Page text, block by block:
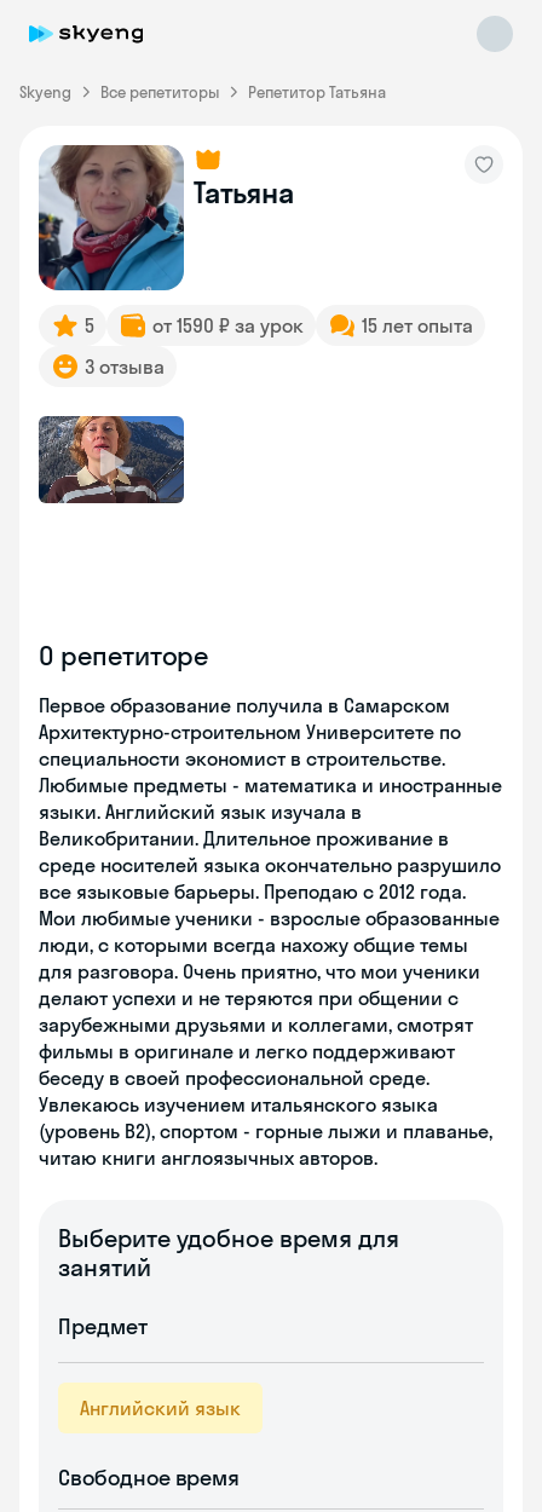
Skyeng Все репетиторы Репетитор Татьяна
Татьяна
5 от 1590 ₽ за урок
15 лет опыта
3 отзыва
О репетиторе
Первое образование получила в Самарском
Архитектурно-строительном Университете по
специальности экономист в строительстве.
Любимые предметы - математика и иностранные
языки. Английский язык изучала в
Великобритании. Длительное проживание в
среде носителей языка окончательно разрушило
все языковые барьеры. Преподаю с 2012 года.
Мои любимые ученики - взрослые образованные
люди, с которыми всегда нахожу общие темы
для разговора. Очень приятно, что мои ученики
делают успехи и не теряются при общении с
зарубежными друзьями и коллегами, смотрят
фильмы в оригинале и легко поддерживают
беседу в своей профессиональной среде.
Увлекаюсь изучением итальянского языка
(уровень В2), спортом - горные лыжи и плаванье,
читаю книги англоязычных авторов.
Выберите удобное время для
занятий
Предмет
Английский язык
Свободное время
Skyeng Chat
online